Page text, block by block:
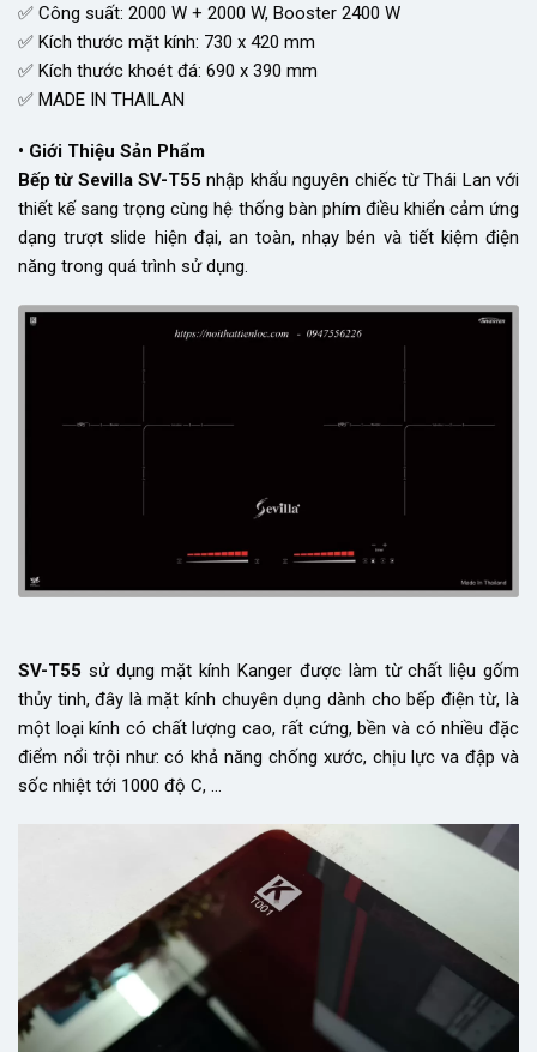
✅ Công suất: 2000 W + 2000 W, Booster 2400 W
✅ Kích thước mặt kính: 730 x 420 mm
✅ Kích thước khoét đá: 690 x 390 mm
✅ MADE IN THAILAN
• Giới Thiệu Sản Phẩm
Bếp từ Sevilla SV-T55 nhập khẩu nguyên chiếc từ Thái Lan với
thiết kế sang trọng cùng hệ thống bàn phím điều khiển cảm ứng
dạng trượt slide hiện đại, an toàn, nhạy bén và tiết kiệm điện
năng trong quá trình sử dụng.
SV-T55 sử dụng mặt kính Kanger được làm từ chất liệu gốm
thủy tinh, đây là mặt kính chuyên dụng dành cho bếp điện từ, là
một loại kính có chất lượng cao, rất cứng, bền và có nhiều đặc
điểm nổi trội như: có khả năng chống xước, chịu lực va đập và
sốc nhiệt tới 1000 độ C, …